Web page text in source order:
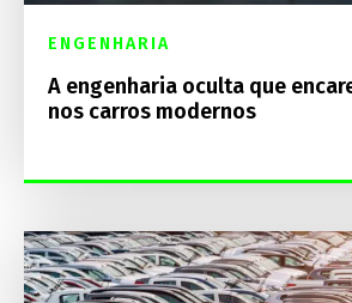
ENGENHARIA
A engenharia oculta que
nos carros modernos